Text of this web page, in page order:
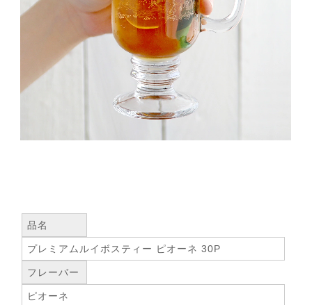
品名
プレミアムルイボスティー ピオーネ 30P
フレーバー
ピオーネ